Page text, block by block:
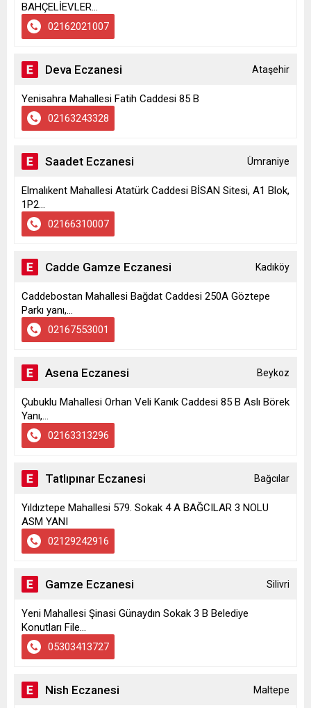
BAHÇELİEVLER...
02162021007
Deva Eczanesi Ataşehir
Yenisahra Mahallesi Fatih Caddesi 85 B
02163243328
Saadet Eczanesi Ümraniye
Elmalıkent Mahallesi Atatürk Caddesi BİSAN Sitesi, A1 Blok,
1P2...
02166310007
Cadde Gamze Eczanesi Kadıköy
Caddebostan Mahallesi Bağdat Caddesi 250A Göztepe
Parkı yanı,...
02167553001
Asena Eczanesi Beykoz
Çubuklu Mahallesi Orhan Veli Kanık Caddesi 85 B Aslı Börek
Yanı,...
02163313296
Tatlıpınar Eczanesi Bağcılar
Yıldıztepe Mahallesi 579. Sokak 4 A BAĞCILAR 3 NOLU
ASM YANI
02129242916
Gamze Eczanesi Silivri
Yeni Mahallesi Şinasi Günaydın Sokak 3 B Belediye
Konutları File...
05303413727
Nish Eczanesi Maltepe